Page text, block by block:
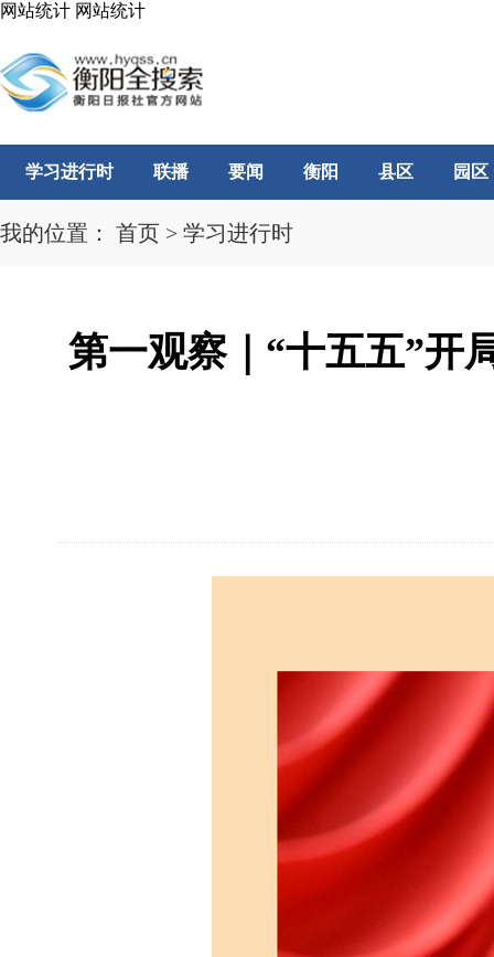
网站统计 网站统计
学习进行时 联播 要闻 衡阳 县区 园区
我的位置： 首页 > 学习进行时
第一观察｜“十五五”开